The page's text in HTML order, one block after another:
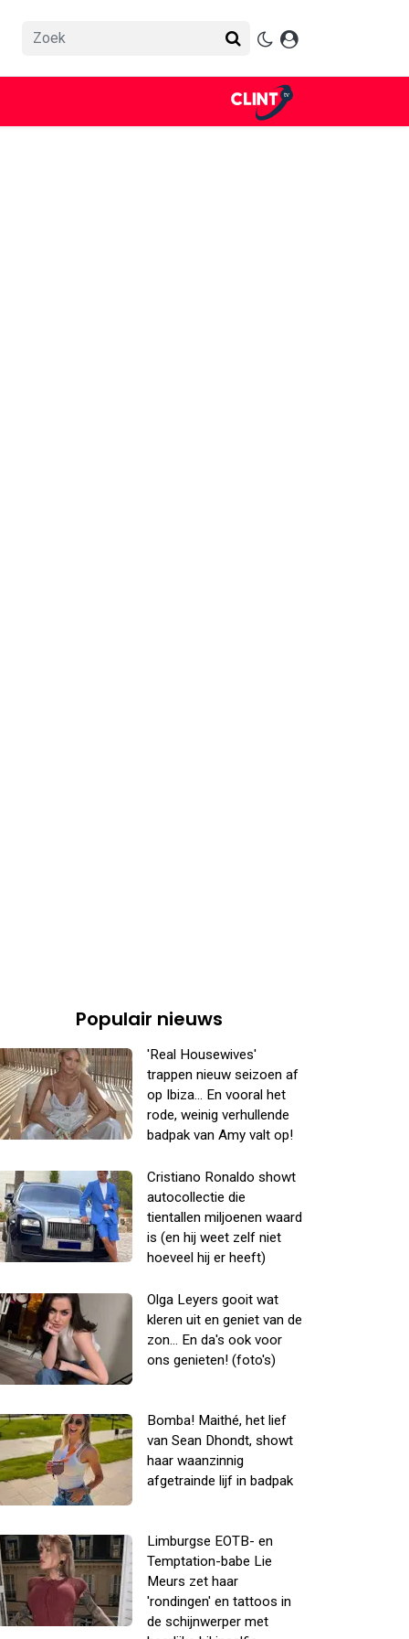
Populair nieuws
'Real Housewives'
trappen nieuw seizoen af
op Ibiza... En vooral het
rode, weinig verhullende
badpak van Amy valt op!
Cristiano Ronaldo showt
autocollectie die
tientallen miljoenen waard
is (en hij weet zelf niet
hoeveel hij er heeft)
Olga Leyers gooit wat
kleren uit en geniet van de
zon... En da's ook voor
ons genieten! (foto's)
Bomba! Maithé, het lief
van Sean Dhondt, showt
haar waanzinnig
afgetrainde lijf in badpak
Limburgse EOTB- en
Temptation-babe Lie
Meurs zet haar
'rondingen' en tattoos in
de schijnwerper met